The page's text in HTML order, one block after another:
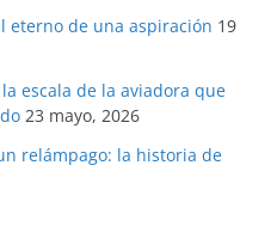
eterno de una aspiración 19
escala de la aviadora que
23 mayo, 2026
relámpago: la historia de